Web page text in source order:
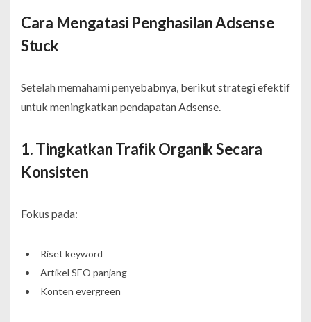
Cara Mengatasi Penghasilan Adsense
Stuck
Setelah memahami penyebabnya, berikut strategi efektif
untuk meningkatkan pendapatan Adsense.
1. Tingkatkan Trafik Organik Secara
Konsisten
Fokus pada:
Riset keyword
Artikel SEO panjang
Konten evergreen